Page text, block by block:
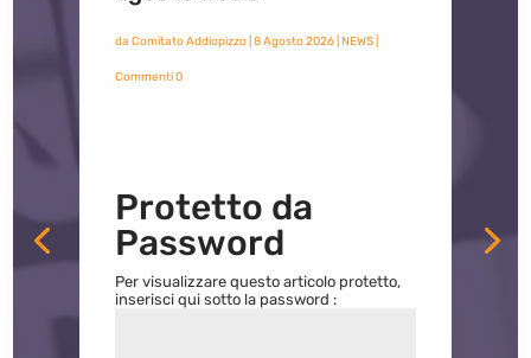
da Comitato Addiopizzo| 8 Agosto 2026| NEWS|
Commenti 0
Protetto da
Password
Per visualizzare questo articolo protetto,
inserisci qui sotto la password :